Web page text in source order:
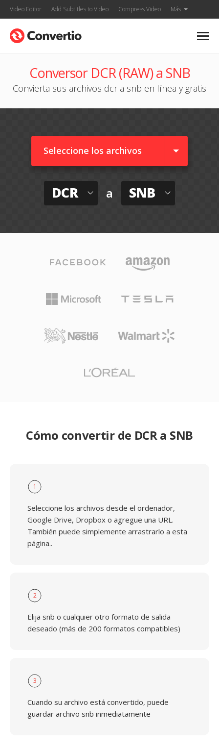
Video Editor Add Subtitles to Video Compress Video Más
Conversor DCR (RAW) a SNB
Convierta sus archivos dcr a snb en línea y gratis
Seleccione los archivos
DCR a SNB
Cómo convertir de DCR a SNB
1
Seleccione los archivos desde el ordenador,
Google Drive, Dropbox o agregue una URL.
También puede simplemente arrastrarlo a esta
página..
2
Elija snb o cualquier otro formato de salida
deseado (más de 200 formatos compatibles)
3
Cuando su archivo está convertido, puede
guardar archivo snb inmediatamente